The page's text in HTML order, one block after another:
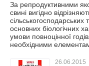
За репродуктивними
свині вигідно
основних біологічних
умови повноцінної
необхідними
26.06.2015